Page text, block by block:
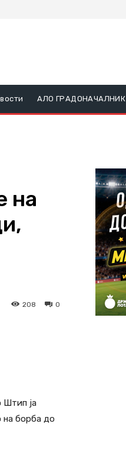
АЛО ГРАДОНАЧАЛНИК
на
0
208
Штип ја
на борба до